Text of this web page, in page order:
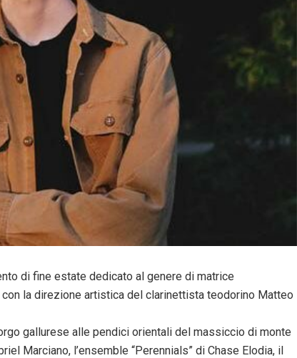
di fine estate dedicato al genere di matrice
la direzione artistica del clarinettista teodorino Matteo
gallurese alle pendici orientali del massiccio di monte
Marciano, l’ensemble “Perennials” di Chase Elodia, il